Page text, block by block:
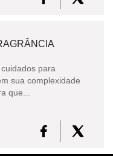
para
sua complexidade
que...